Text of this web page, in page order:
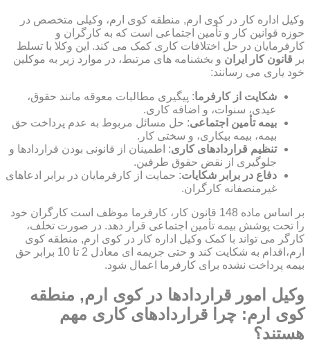
وکیل اداره کار در کوی ارم, منطقه کوی ارم، وکیلی متخصص در
حوزه قوانین کار و تأمین اجتماعی است که به کارگران و
کارفرمایان در حل اختلافات کاری کمک می کند. این وکلا با تسلط
بر قانون کار ایران و بخشنامه های مرتبط، در موارد زیر به موکلین
خود یاری می رسانند:
شکایت از کارفرما: پیگیری مطالبات معوقه مانند حقوق،
عیدی، سنوات، و اضافه کاری.
بیمه تأمین اجتماعی: حل مسائل مربوط به عدم پرداخت حق
بیمه، بیمه بیکاری، و سختی کار.
تنظیم قراردادهای کاری: اطمینان از قانونی بودن قراردادها و
جلوگیری از نقض حقوق طرفین.
دفاع در برابر شکایات: حمایت از کارفرمایان در برابر ادعاهای
غیرمنصفانه کارگران.
بر اساس ماده 148 قانون کار، کارفرما موظف است کارگران خود
را تحت پوشش بیمه تأمین اجتماعی قرار دهد. در صورت تخلف،
کارگر می تواند با کمک وکیل اداره کار در کوی ارم, منطقه کوی
ارم،اقدام به شکایت کند و حتی جریمه ای معادل 2 تا 10 برابر حق
بیمه پرداخت نشده برای کارفرما اعمال شود.
وکیل امور قراردادها در کوی ارم, منطقه
کوی ارم: چرا قراردادهای کاری مهم
هستند؟